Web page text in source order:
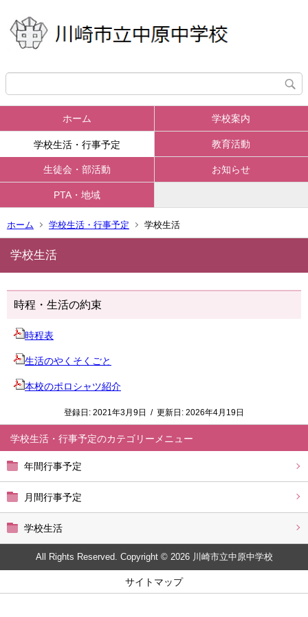
ホーム 学校案内
学校生活・行事予定 教育活動
生徒会・部活動 お知らせ
PTA・地域
ホーム 学校生活・行事予定 学校生活
学校生活・行事予定
年間行事予定
月間行事予定
学校生活
学校生活
時程・生活の約束
時程表
生活のやくそくごと
本校のポロシャツ紹介
登録日: 2021年3月9日 / 更新日: 2026年4月19日
All Rights Reserved. Copyright © 2026 川崎市立中原中学校
サイトマップ